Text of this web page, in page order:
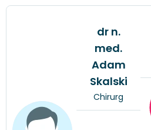
dr n.
med.
Adam
Skalski
Chirurg